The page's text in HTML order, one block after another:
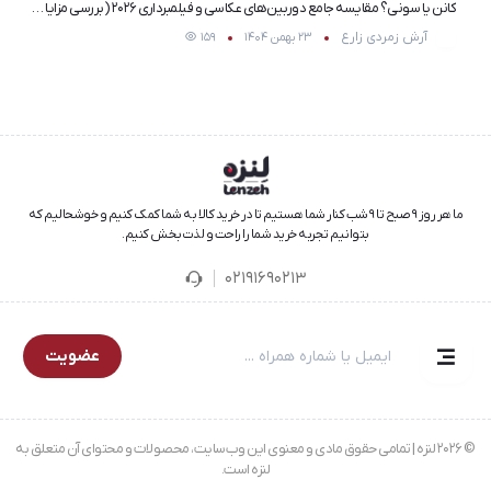
کانن یا سونی؟ مقایسه جامع دوربین‌های عکاسی و فیلمبرداری ۲۰۲۶ (بررسی مزایا و معایب)
آرش زمردی زارع 23 بهمن 1404 159
ما هر روز ۹ صبح تا ۹ شب کنار شما هستیم تا در خرید کالا به شما کمک کنیم و خوشحالیم که
بتوانیم تجربه خرید شما را راحت و لذت‌بخش کنیم.
02191690213
عضویت
© 2026 لنزه | تمامی حقوق مادی و معنوی این وب‌سایت، محصولات و محتوای آن متعلق به
لنزه است.